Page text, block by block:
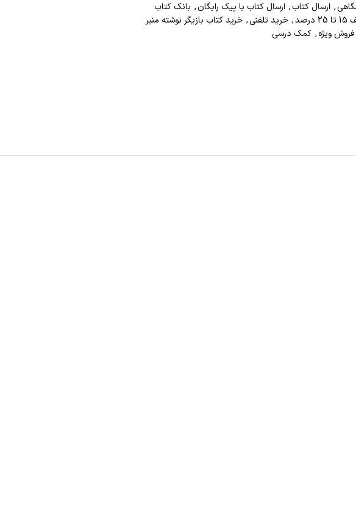
, ارسال کتاب, ارسال کتاب با پيک رايگان, بانک کتاب
, خريد تلفني, خرید کتاب بازيگر نوشته منیر
فروش ويژه, کمک درسی